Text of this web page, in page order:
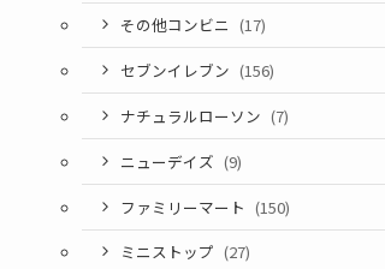
その他コンビニ (17)
セブンイレブン (156)
ナチュラルローソン (7)
ニューデイズ (9)
ファミリーマート (150)
ミニストップ (27)